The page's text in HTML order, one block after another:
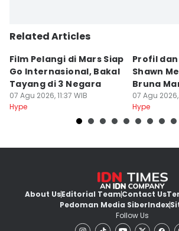
Related Articles
Film Pelangi di Mars Siap
Go Internasional, Bakal
Tayang di 3 Negara
07 Agu 2026, 11:37 WIB
Hype
Profil
Shawn
Bruna
07 Agu 2026,
Hype
About UsEditorial TeamContact Us
Pedoman Media SiberIndex
Follow Us